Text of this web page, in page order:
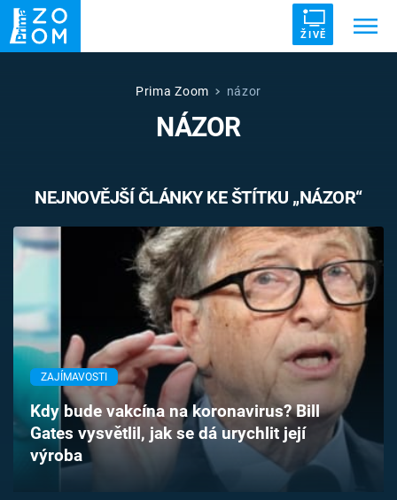
ŽIVĚ
UFO DRUHÁ SVĚTOVÁ VÁLKA
VETŘELCI DÁVNOVĚKU
Témata
Pořady
TV Program
Časopis
Sledujte prima+
Prima Zoom názor
NÁZOR
NEJNOVĚJŠÍ ČLÁNKY KE ŠTÍTKU „NÁZOR“
ZAJÍMAVOSTI
Kdy bude vakcína na koronavirus? Bill
Gates vysvětlil, jak se dá urychlit její
výroba